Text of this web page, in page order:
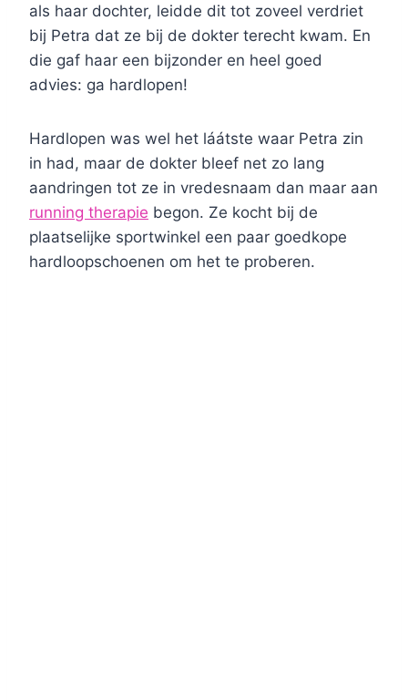
als haar dochter, leidde dit tot zoveel verdriet
bij Petra dat ze bij de dokter terecht kwam. En
die gaf haar een bijzonder en heel goed
advies: ga hardlopen!
Hardlopen was wel het láátste waar Petra zin
in had, maar de dokter bleef net zo lang
aandringen tot ze in vredesnaam dan maar aan
running therapie begon. Ze kocht bij de
plaatselijke sportwinkel een paar goedkope
hardloopschoenen om het te proberen.